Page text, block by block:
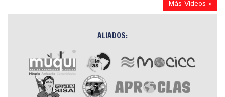
Más Videos »
ALIADOS: